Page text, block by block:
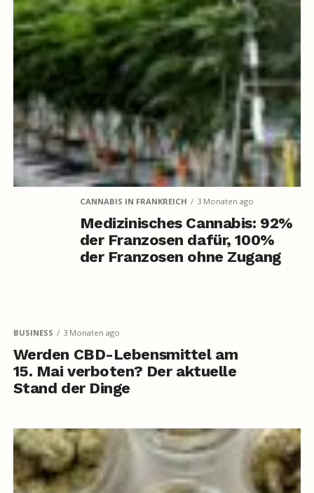
CANNABIS IN FRANKREICH 3 Monaten ago
Medizinisches Cannabis: 92%
der Franzosen dafür, 100%
der Franzosen ohne Zugang
BUSINESS 3 Monaten ago
Werden CBD-Lebensmittel am
15. Mai verboten? Der aktuelle
Stand der Dinge